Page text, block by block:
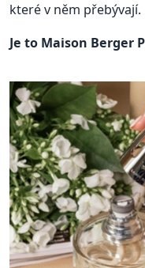
které v něm přebývají.
Je to Maison Berger